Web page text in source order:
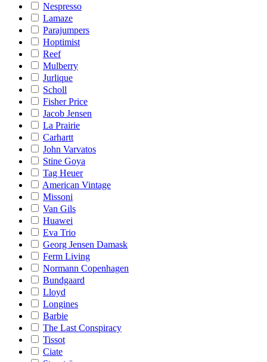
Nespresso
Lamaze
Parajumpers
Hoptimist
Reef
Mulberry
Jurlique
Scholl
Fisher Price
Jacob Jensen
La Prairie
Carhartt
John Varvatos
Stine Goya
Tag Heuer
American Vintage
Missoni
Van Gils
Huawei
Eva Trio
Georg Jensen Damask
Ferm Living
Normann Copenhagen
Bundgaard
Lloyd
Longines
Barbie
The Last Conspiracy
Tissot
Ciate